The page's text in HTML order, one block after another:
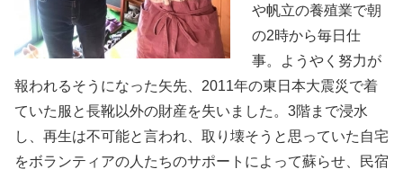
や帆立の養殖業で朝
の2時から毎日仕
事。ようやく努力が
報われるそうになった矢先、2011年の東日本大震災で着
ていた服と長靴以外の財産を失いました。3階まで浸水
し、再生は不可能と言われ、取り壊そうと思っていた自宅
をボランティアの人たちのサポートによって蘇らせ、民宿